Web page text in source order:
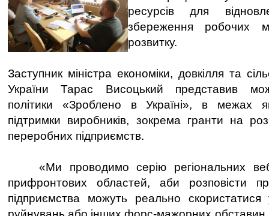
ресурсів для
збереження робочих
розвитку.
Заступник міністра економіки, довкілля та
України Тарас Висоцький представив
політики «Зроблено в Україні», в межах
підтримки виробників, зокрема гранти на
переробних підприємств.
«Ми проводимо серію регіональних
прифронтових областей, аби розповісти
підприємства можуть реально